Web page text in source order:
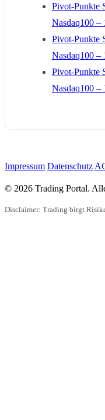
Pivot-Punkte
Nasdaq100 –
Pivot-Punkte
Nasdaq100 –
Pivot-Punkte
Nasdaq100 –
Impressum Datenschutz
© 2026 Trading Portal.
Disclaimer: Trading birgt